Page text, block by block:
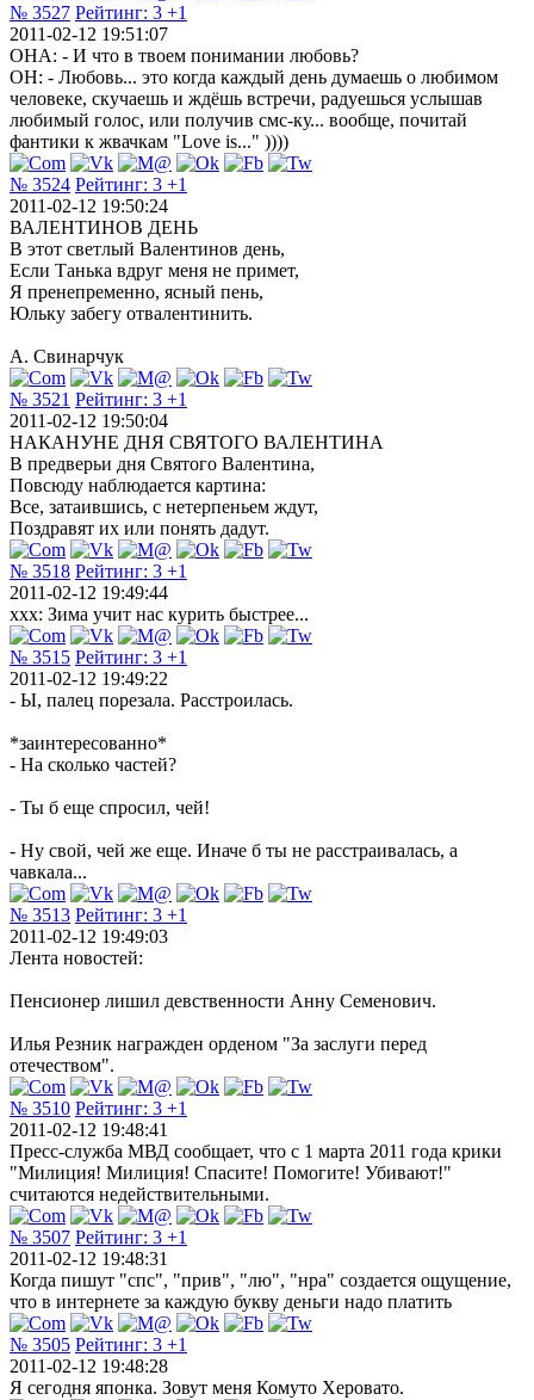
№ 3527 Рейтинг: 3 +1
2011-02-12 19:51:07
ОНА: - И что в твоем понимании любовь?
ОН: - Любовь... это когда каждый день думаешь о любимом
человеке, скучаешь и ждёшь встречи, радуешься услышав
любимый голос, или получив смс-ку... вообще, почитай
фантики к жвачкам "Love is..." ))))
№ 3524 Рейтинг: 3 +1
2011-02-12 19:50:24
ВАЛЕНТИНОВ ДЕНЬ
В этот светлый Валентинов день,
Если Танька вдруг меня не примет,
Я пренепременно, ясный пень,
Юльку забегу отвалентинить.
А. Свинарчук
№ 3521 Рейтинг: 3 +1
2011-02-12 19:50:04
НАКАНУНЕ ДНЯ СВЯТОГО ВАЛЕНТИНА
В предверьи дня Святого Валентина,
Повсюду наблюдается картина:
Все, затаившись, с нетерпеньем ждут,
Поздравят их или понять дадут.
№ 3518 Рейтинг: 3 +1
2011-02-12 19:49:44
ххх: Зима учит нас курить быстрее...
№ 3515 Рейтинг: 3 +1
2011-02-12 19:49:22
- Ы, палец порезала. Расстроилась.
*заинтересованно*
- На сколько частей?
- Ты б еще спросил, чей!
- Ну свой, чей же еще. Иначе б ты не расстраивалась, а
чавкала...
№ 3513 Рейтинг: 3 +1
2011-02-12 19:49:03
Лента новостей:
Пенсионер лишил девственности Анну Семенович.
Илья Резник награжден орденом "За заслуги перед
отечеством".
№ 3510 Рейтинг: 3 +1
2011-02-12 19:48:41
Пресс-служба МВД сообщает, что с 1 марта 2011 года крики
"Милиция! Милиция! Спасите! Помогите! Убивают!"
считаются недействительными.
№ 3507 Рейтинг: 3 +1
2011-02-12 19:48:31
Когда пишут "спс", "прив", "лю", "нра" создается ощущение,
что в интернете за каждую букву деньги надо платить
№ 3505 Рейтинг: 3 +1
2011-02-12 19:48:28
Я сегодня японка. Зовут меня Комуто Херовато.